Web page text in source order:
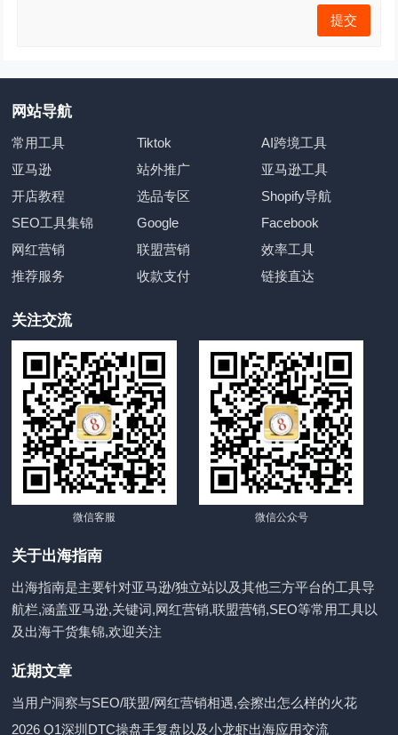
网站导航
常用工具 Tiktok
AI跨境工具
亚马逊
站外推广
亚马逊工具
开店教程
选品专区
Shopify导航
SEO工具集锦
Google
Facebook
网红营销
联盟营销
效率工具
推荐服务
收款支付 链接直达
关注交流
微信客服 微信公众号
关于出海指南
出海指南是主要针对亚马逊/独立站以及其他三方平台的工具导
航栏,涵盖亚马逊,关键词,网红营销,联盟营销,SEO等常用工具以
及出海干货集锦,欢迎关注
近期文章
当用户洞察与SEO/联盟/网红营销相遇,会擦出怎么样的火花
2026 Q1深圳DTC操盘手复盘以及小龙虾出海应用交流